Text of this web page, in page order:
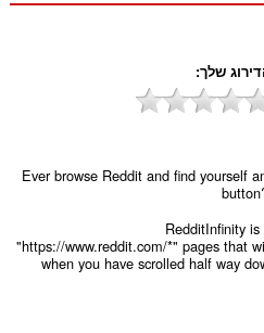
שלך
Ever browse Reddit and find yourself
RedditInfinity
"https://www.reddit.com/*" pages that
when you have scrolled half way